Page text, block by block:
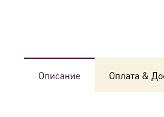
Описание Оплата &